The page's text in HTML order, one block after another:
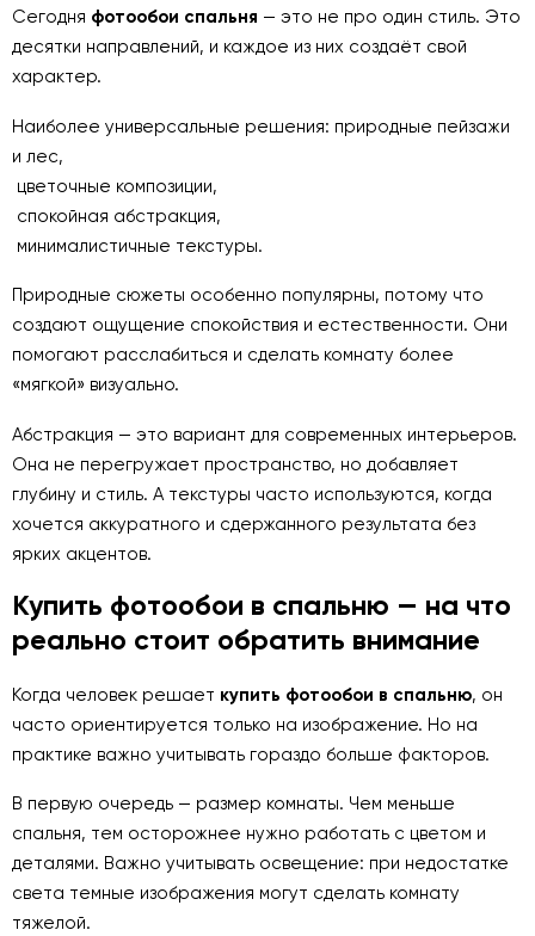
Сегодня фотообои спальня — это не про один стиль. Это
десятки направлений, и каждое из них создаёт свой
характер.
Наиболее универсальные решения: природные пейзажи
и лес,
цветочные композиции,
спокойная абстракция,
минималистичные текстуры.
Природные сюжеты особенно популярны, потому что
создают ощущение спокойствия и естественности. Они
помогают расслабиться и сделать комнату более
«мягкой» визуально.
Абстракция — это вариант для современных интерьеров.
Она не перегружает пространство, но добавляет
глубину и стиль. А текстуры часто используются, когда
хочется аккуратного и сдержанного результата без
ярких акцентов.
Купить фотообои в спальню — на что
реально стоит обратить внимание
Когда человек решает купить фотообои в спальню, он
часто ориентируется только на изображение. Но на
практике важно учитывать гораздо больше факторов.
В первую очередь — размер комнаты. Чем меньше
спальня, тем осторожнее нужно работать с цветом и
деталями. Важно учитывать освещение: при недостатке
света темные изображения могут сделать комнату
тяжелой.